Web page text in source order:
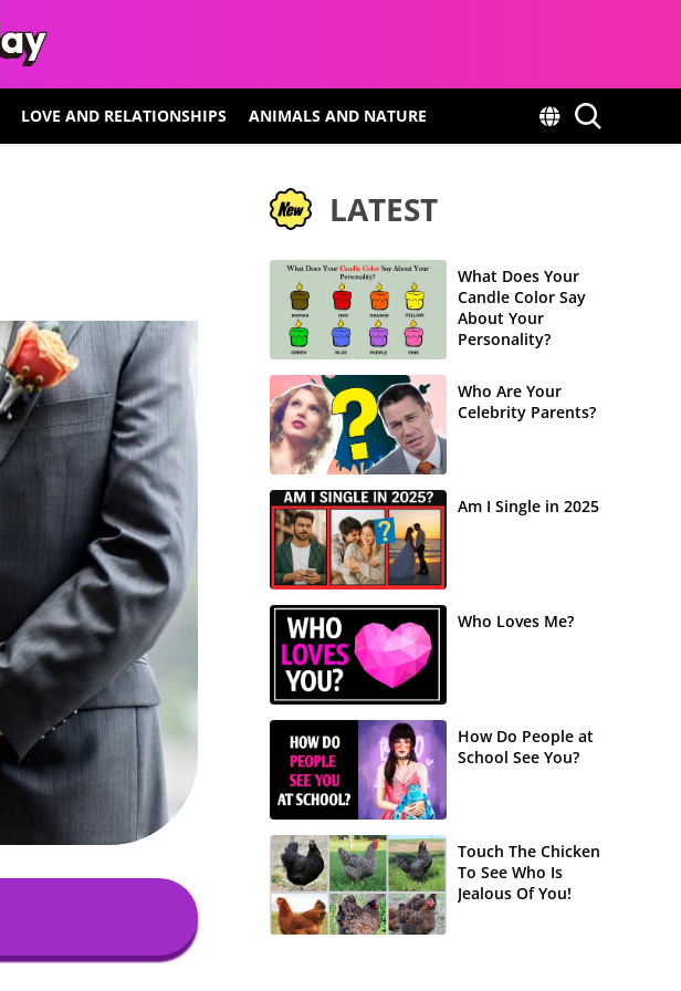
LOVE AND RELATIONSHIPS ANIMALS AND NATURE
LATEST
What Does Your
Candle Color Say
About Your
Personality?
Who Are Your
Celebrity Parents?
Am I Single in 2025
Who Loves Me?
How Do People at
School See You?
Touch The Chicken
To See Who Is
Jealous Of You!